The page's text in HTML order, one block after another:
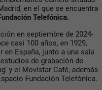
en el que se encuentra
Telefónica.
en septiembre de 2024-
casi 100 años, en 1929,
en España, junto a una sala
de grabación de
y el Movistar Café, además
Fundación Telefónica.